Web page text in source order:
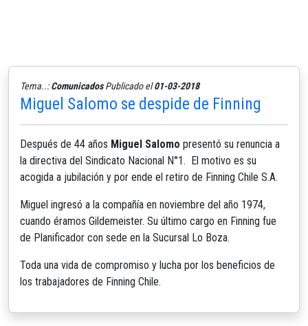
Tema..:ComunicadosPublicado el01-03-2018
Miguel Salomo se despide de Finning
Después de 44 años Miguel Salomo presentó su renuncia a
la directiva del Sindicato Nacional N°1. El motivo es su
acogida a jubilación y por ende el retiro de Finning Chile S.A.
Miguel ingresó a la compañía en noviembre del año 1974,
cuando éramos Gildemeister. Su último cargo en Finning fue
de Planificador con sede en la Sucursal Lo Boza.
Toda una vida de compromiso y lucha por los beneficios de
los trabajadores de Finning Chile.